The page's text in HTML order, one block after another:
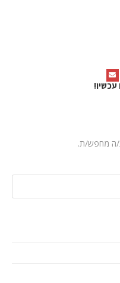
ה מחפש/ת.